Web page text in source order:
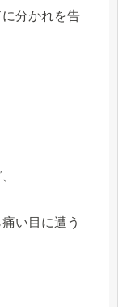
分かれを告
い目に遭う